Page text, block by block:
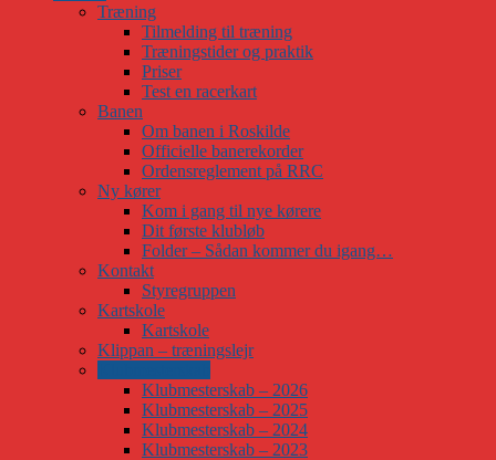
Træning
Tilmelding til træning
Træningstider og praktik
Priser
Test en racerkart
Banen
Om banen i Roskilde
Officielle banerekorder
Ordensreglement på RRC
Ny kører
Kom i gang til nye kørere
Dit første klubløb
Folder – Sådan kommer du igang…
Kontakt
Styregruppen
Kartskole
Kartskole
Klippan – træningslejr
Klubmesterskab – 2026
Klubmesterskab – 2025
Klubmesterskab – 2024
Klubmesterskab – 2023